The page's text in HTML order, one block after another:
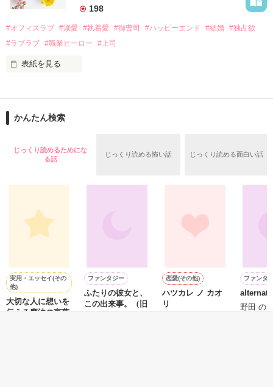
夏木美桜(なつきみお)
鳴海哲平 (なるみてっぺい)
2026.6.5～2026.7.25
＊以前、公開していた話の改稿版です＊
なぜか恭司から飼い猫の世話係を命じられた美桜は、猫の世
の関係となってしまい――？
198
#オフィスラブ #溺愛 #執着愛 #御曹司 #ハッピーエンド #結婚 #独占欲
#ラブラブ #職業ヒーロー #上司
表紙を見る
ションの企画戦略室で働いている。
めた、同期で恋人の石垣守（26）がいるのだが、後輩の姫原由
いた。
守と由羅から『便利屋雛子』と馬鹿にされ、一人こっそり泣い
鷹哉『宜しくな、俺の雛子』🦅
雛子『俺の……ひぃ、雛子？！！！』🐥
※表紙も作中使用の画像も全てフリー素材です。
※執筆期間2026.6.3〜7.20完結です。
かんたん検索
じっくり読めるためにな
る話
じっくり読める怖い話 じっくり読める面白い話
実用・エッセイ(その
他)
大切な人に想いを
伝える魔法の言葉
ファンタジー
ふたりの彼女と、
この出来事。（旧
恋愛(その他)
ハツカレ ノ カオ
リ
ファンタ
野田 の